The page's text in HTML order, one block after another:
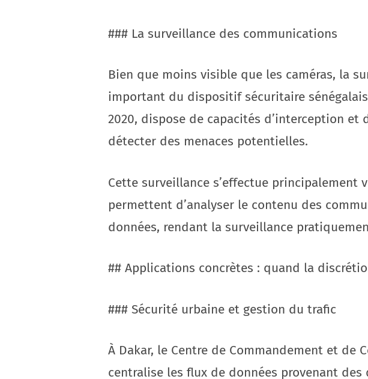
### La surveillance des communications
Bien que moins visible que les caméras, la
important du dispositif sécuritaire sénégalais.
2020, dispose de capacités d’interception
détecter des menaces potentielles.
Cette surveillance s’effectue principalement
permettent d’analyser le contenu des
données, rendant la surveillance
## Applications concrètes : quand la
### Sécurité urbaine et gestion du trafic
À Dakar, le Centre de Commandement et de
centralise les flux de données provenant